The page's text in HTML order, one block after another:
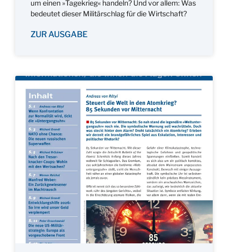
um einen »Tagekrieg« handeln? Und vor allem: Was
bedeutet dieser Militärschlag für die Wirtschaft?
ZUR AUSGABE